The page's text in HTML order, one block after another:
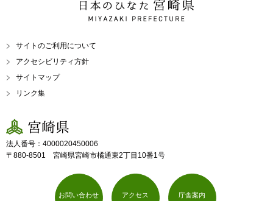
日本のひなた 宮崎県
MIYAZAKI PREFECTURE
サイトのご利用について
アクセシビリティ方針
サイトマップ
リンク集
宮崎県
法人番号：4000020450006
〒880-8501 宮崎県宮崎市橘通東2丁目10番1号
お問い合わせ アクセス 庁舎案内